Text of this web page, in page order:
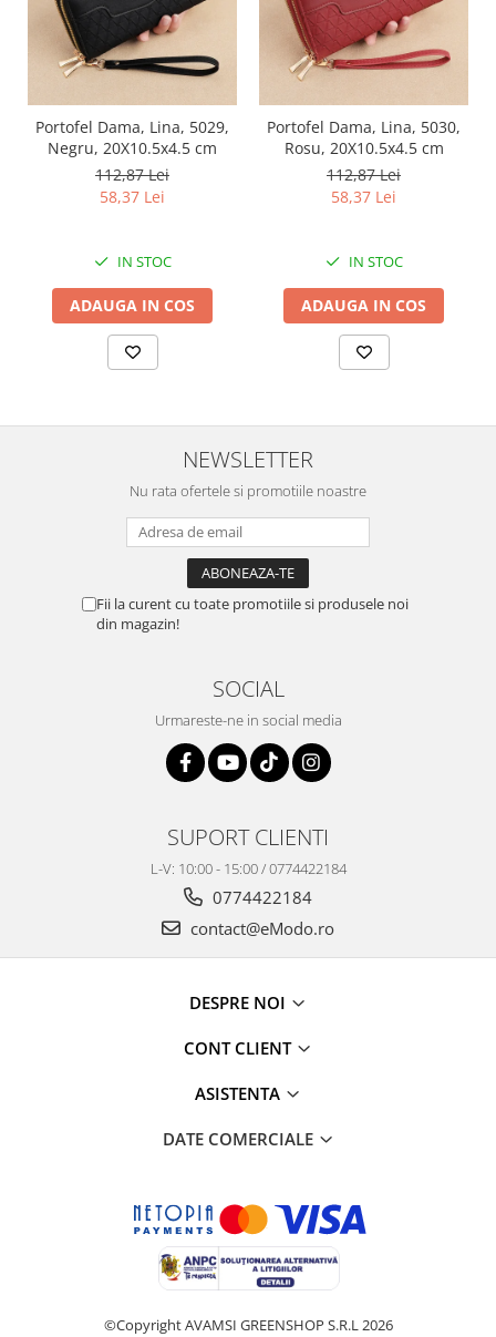
Portofel Dama, Lina, 5029,
Negru, 20X10.5x4.5 cm
112,87 Lei
58,37 Lei
IN STOC
ADAUGA IN COS
Portofel Dama, Lina, 5030,
Rosu, 20X10.5x4.5 cm
112,87 Lei
58,37 Lei
IN STOC
ADAUGA IN COS
NEWSLETTER
Nu rata ofertele si promotiile noastre
Fii la curent cu toate promotiile si produsele noi
din magazin!
SOCIAL
Urmareste-ne in social media
SUPORT CLIENTI
L-V: 10:00 - 15:00 / 0774422184
0774422184
contact@eModo.ro
DESPRE NOI
CONT CLIENT
ASISTENTA
DATE COMERCIALE
©Copyright AVAMSI GREENSHOP S.R.L 2026